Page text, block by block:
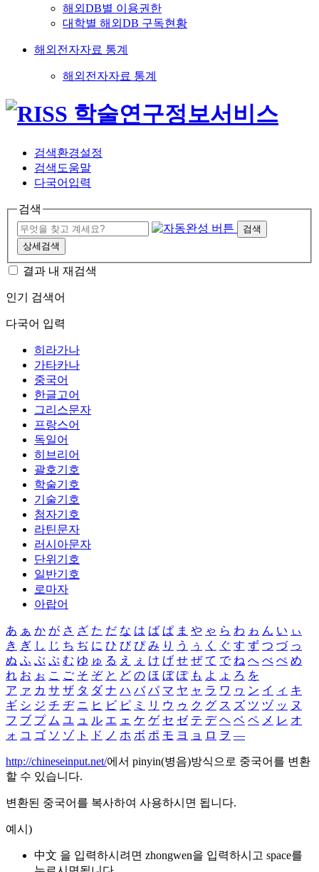
해외DB별 이용권한
대학별 해외DB 구독현황
해외전자자료 통계
해외전자자료 통계
검색환경설정
검색도움말
다국어입력
검색
검색
상세검색
결과 내 재검색
인기 검색어
다국어 입력
히라가나
가타카나
중국어
한글고어
그리스문자
프랑스어
독일어
히브리어
괄호기호
학술기호
기술기호
첨자기호
라틴문자
러시아문자
단위기호
일반기호
로마자
아랍어
あ ぁ か が さ ざ た だ な は ば ぱ ま や ゃ ら わ ゎ ん い ぃ
き ぎ し じ ち ぢ に ひ び ぴ み り う ぅ く ぐ す ず つ づ っ
ぬ ふ ぶ ぷ む ゆ ゅ る え ぇ け げ せ ぜ て で ね へ べ ぺ め
れ お ぉ こ ご そ ぞ と ど の ほ ぼ ぽ も よ ょ ろ を
ア ァ カ サ ザ タ ダ ナ ハ バ パ マ ヤ ャ ラ ワ ヮ ン イ ィ キ
ギ シ ジ チ ヂ ニ ヒ ビ ピ ミ リ ウ ゥ ク グ ス ズ ツ ヅ ッ ヌ
フ ブ プ ム ユ ュ ル エ ェ ケ ゲ セ ゼ テ デ ヘ ベ ペ メ レ オ
ォ コ ゴ ソ ゾ ト ド ノ ホ ボ ポ モ ヨ ョ ロ ヲ ―
http://chineseinput.net/에서 pinyin(병음)방식으로 중국어를 변환
할 수 있습니다.
변환된 중국어를 복사하여 사용하시면 됩니다.
예시)
中文 을 입력하시려면 zhongwen을 입력하시고 space를